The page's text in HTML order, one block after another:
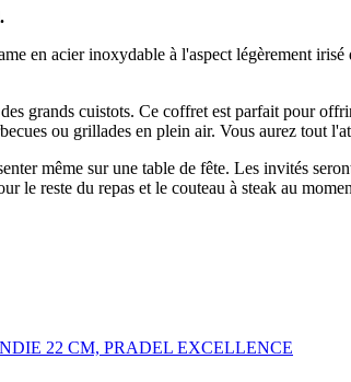
en acier inoxydable à l'aspect légèrement
grands cuistots. Ce coffret est parfait pour
ou grillades en plein air. Vous aurez tout
même sur une table de fête. Les invités
le reste du repas et le couteau à steak au